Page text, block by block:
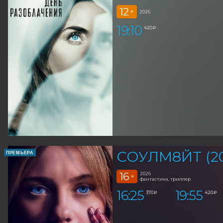
12 + 2026
19:10 420 ₽
ПРЕМЬЕРА СОУЛМ8ЙТ
16 +
2026
фантастика, триллер
16:25 370 ₽ 19:55 420 ₽